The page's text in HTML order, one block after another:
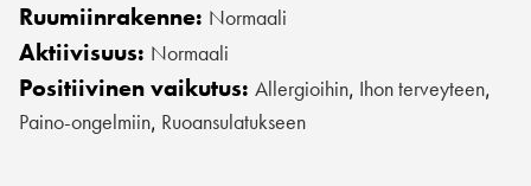
Ruumiinrakenne: Normaali
Aktiivisuus: Normaali
Positiivinen vaikutus: Allergioihin, Ihon terveyteen,
Paino-ongelmiin, Ruoansulatukseen